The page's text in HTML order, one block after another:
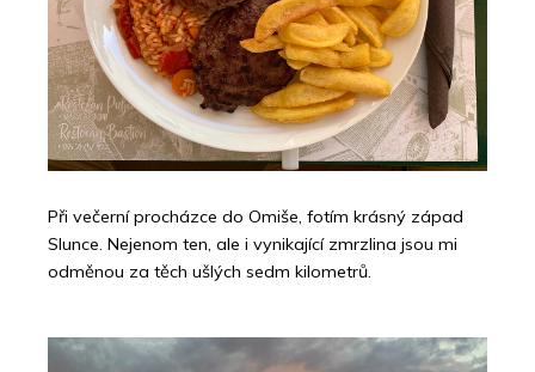
Při večerní procházce do Omiše, fotím krásný západ
Slunce. Nejenom ten, ale i vynikající zmrzlina jsou mi
odměnou za těch ušlých sedm kilometrů.